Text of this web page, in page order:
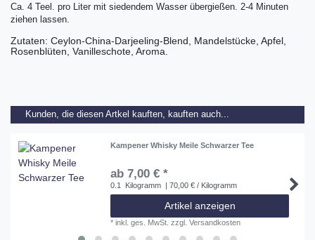
Ca. 4 Teel. pro Liter mit siedendem Wasser übergießen. 2-4 Minuten
ziehen lassen.
Zutaten: Ceylon-China-Darjeeling-Blend, Mandelstücke, Apfel,
Rosenblüten, Vanilleschote, Aroma.
Kunden, die diesen Artkel kauften, kauften auch...
Kampener Whisky Meile Schwarzer Tee
ab 7,00 € *
0.1 Kilogramm | 70,00 € / Kilogramm
Artikel anzeigen
*inkl. ges. MwSt. zzgl.Versandkosten